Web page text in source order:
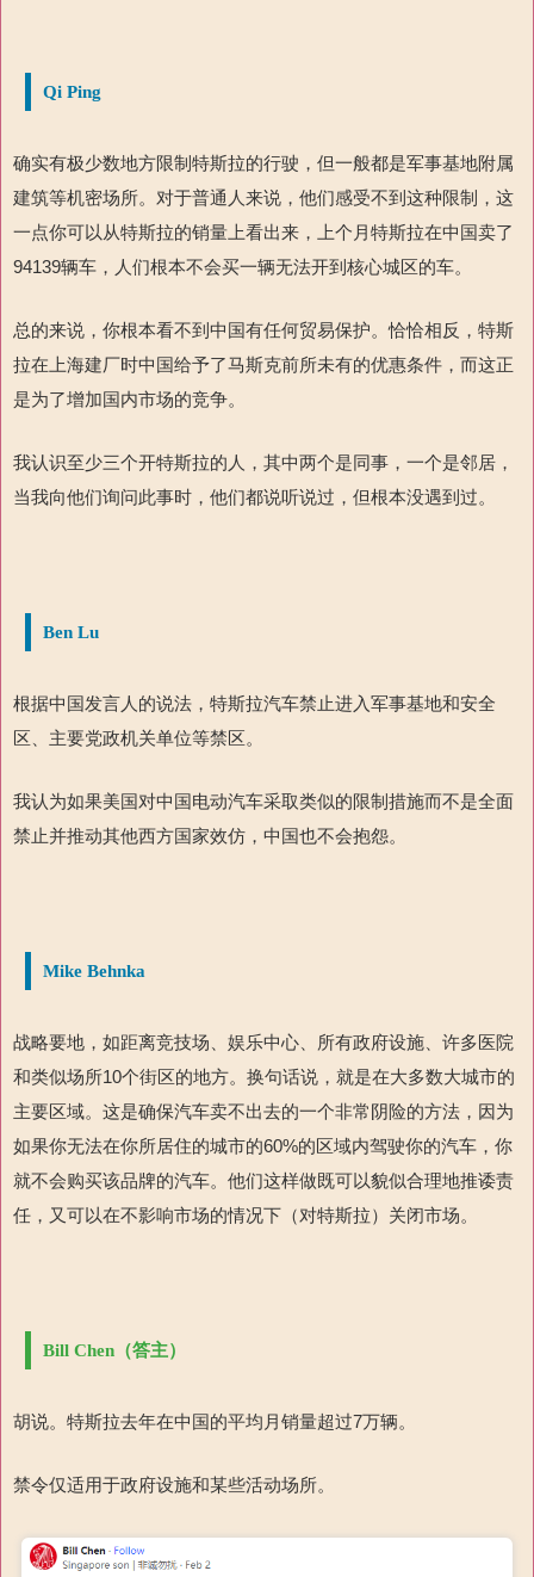
Qi Ping
确实有极少数地方限制特斯拉的行驶，但一般都是军事基地附属
建筑等机密场所。对于普通人来说，他们感受不到这种限制，这
一点你可以从特斯拉的销量上看出来，上个月特斯拉在中国卖了
94139辆车，人们根本不会买一辆无法开到核心城区的车。
总的来说，你根本看不到中国有任何贸易保护。恰恰相反，特斯
拉在上海建厂时中国给予了马斯克前所未有的优惠条件，而这正
是为了增加国内市场的竞争。
我认识至少三个开特斯拉的人，其中两个是同事，一个是邻居，
当我向他们询问此事时，他们都说听说过，但根本没遇到过。
Ben Lu
根据中国发言人的说法，特斯拉汽车禁止进入军事基地和安全
区、主要党政机关单位等禁区。
我认为如果美国对中国电动汽车采取类似的限制措施而不是全面
禁止并推动其他西方国家效仿，中国也不会抱怨。
Mike Behnka
战略要地，如距离竞技场、娱乐中心、所有政府设施、许多医院
和类似场所10个街区的地方。换句话说，就是在大多数大城市的
主要区域。这是确保汽车卖不出去的一个非常阴险的方法，因为
如果你无法在你所居住的城市的60%的区域内驾驶你的汽车，你
就不会购买该品牌的汽车。他们这样做既可以貌似合理地推诿责
任，又可以在不影响市场的情况下（对特斯拉）关闭市场。
Bill Chen（答主）
胡说。特斯拉去年在中国的平均月销量超过7万辆。
禁令仅适用于政府设施和某些活动场所。